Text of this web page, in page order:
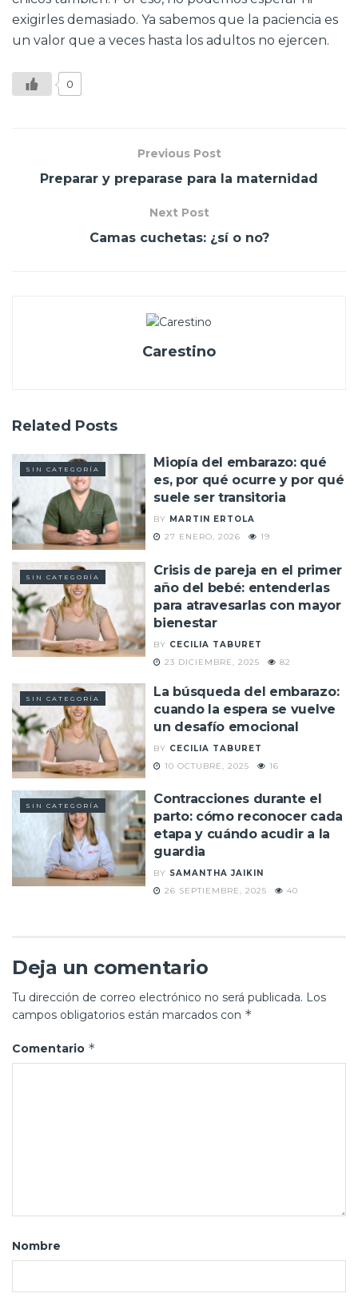
exigirles demasiado. Ya sabemos que la paciencia es
un valor que a veces hasta los adultos no ejercen.
0
Previous Post
Preparar y preparase para la maternidad
Next Post
Camas cuchetas: ¿sí o no?
Carestino
Related Posts
SIN CATEGORÍA
Miopía del embarazo: qué
es, por qué ocurre y por qué
suele ser transitoria
BY MARTIN ERTOLA
27 ENERO, 2026
19
SIN CATEGORÍA
Crisis de pareja en el primer
año del bebé: entenderlas
para atravesarlas con mayor
bienestar
BY CECILIA TABURET
23 DICIEMBRE, 2025
82
SIN CATEGORÍA
La búsqueda del embarazo:
cuando la espera se vuelve
un desafío emocional
BY CECILIA TABURET
10 OCTUBRE, 2025
16
SIN CATEGORÍA
Contracciones durante el
parto: cómo reconocer cada
etapa y cuándo acudir a la
guardia
BY SAMANTHA JAIKIN
26 SEPTIEMBRE, 2025
40
Deja un comentario
Tu dirección de correo electrónico no será publicada. Los
campos obligatorios están marcados con *
Comentario *
Nombre